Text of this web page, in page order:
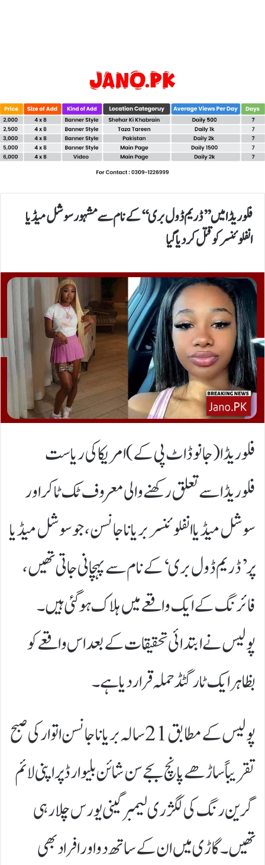
فلوریڈا میں’’ ڈریم ڈول بری‘‘ کے نام سے مشہور سوشل میڈیا
انفلوئنسر کوقتل کردیا گیا
فلوریڈا(جانوڈاٹ پی کے)امریکا کی ریاست
فلوریڈا سے تعلق رکھنے والی معروف ٹک ٹاکر اور
سوشل میڈیا انفلوئنسر بریانا جانسن، جو سوشل میڈیا
پر ’ڈریم ڈول بری‘ کے نام سے پہچانی جاتی تھیں،
فائرنگ کے ایک واقعے میں ہلاک ہوگئی ہیں۔
پولیس نے ابتدائی تحقیقات کے بعد اس واقعے کو
بظاہر ایک ٹارگٹڈ حملہ قرار دیا ہے۔
پولیس کے مطابق 21 سالہ بریانا جانسن اتوار کی صبح
تقریباً ساڑھے پانچ بجے سن شائن بلیوارڈ پر اپنی لائم
گرین رنگ کی لگژری لیمبرگینی یورس چلا رہی
تھیں۔ گاڑی میں ان کے ساتھ دو اور افراد بھی